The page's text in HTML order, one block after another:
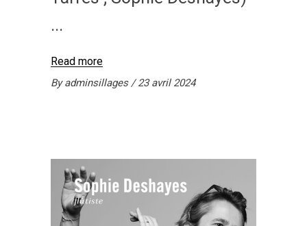
Read more
Byadminsillages 23 avril 2024